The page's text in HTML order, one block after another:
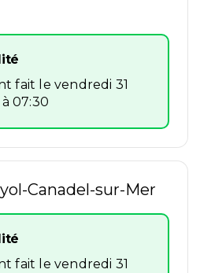
fait le vendredi 31
07:30
Canadel-sur-Mer
fait le vendredi 31